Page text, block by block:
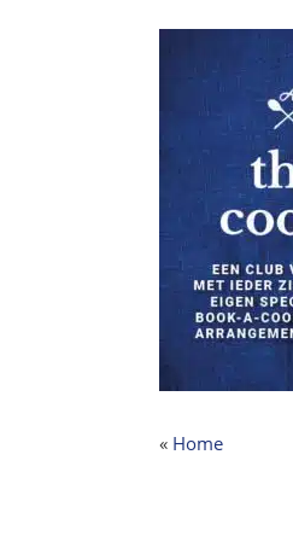
« Home